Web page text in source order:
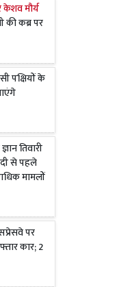
केशव मौर्य
की कब्र पर
पक्षियों के
तिवारी
से पहले
मामलों
पर
कार; 2